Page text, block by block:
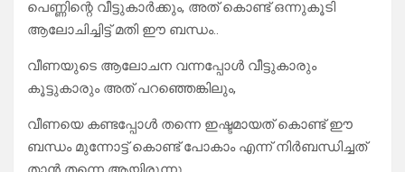
പെണ്ണിന്റെ വീട്ടുകാർക്കും, അത് കൊണ്ട് ഒന്നുകൂടി
ആലോചിച്ചിട്ട് മതി ഈ ബന്ധം..
വീണയുടെ ആലോചന വന്നപ്പോൾ വീട്ടുകാരും
കൂട്ടുകാരും അത് പറഞ്ഞെങ്കിലും,
വീണയെ കണ്ടപ്പോൾ തന്നെ ഇഷ്ടമായത് കൊണ്ട് ഈ
ബന്ധം മുന്നോട്ട് കൊണ്ട് പോകാം എന്ന് നിർബന്ധിച്ചത്